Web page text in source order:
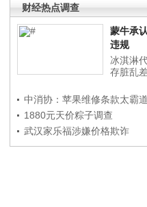
财经热点调查
蒙牛承
违规
冰淇淋
存脏乱
中消协：苹果维修条款太霸道
1880元天价粽子调查
武汉家乐福涉嫌价格欺诈